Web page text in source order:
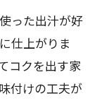
った出汁が好
仕上がりま
コクを出す家
付けの工夫が